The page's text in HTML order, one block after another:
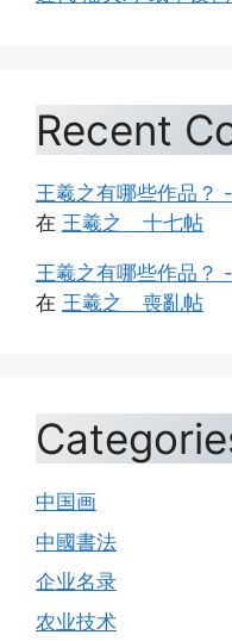
Recent
王羲之有哪些作品？
在 王羲之 十七帖
王羲之有哪些作品？
在 王羲之 喪亂帖
中国画
中國書法
企业名录
农业技术